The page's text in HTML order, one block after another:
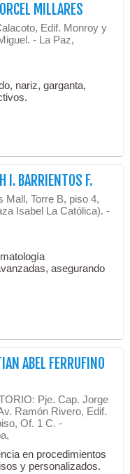
MILLARES
Edif. Monroy y
- La Paz,
nariz, garganta,
I. BARRIENTOS F.
Mall, Torre B, piso 4,
Isabel La Católica). -
asegurando
ABEL FERRUFINO
Pje. Cap. Jorge
Ramón Rivero, Edif.
Of. 1 C. -
en procedimientos
y personalizados.